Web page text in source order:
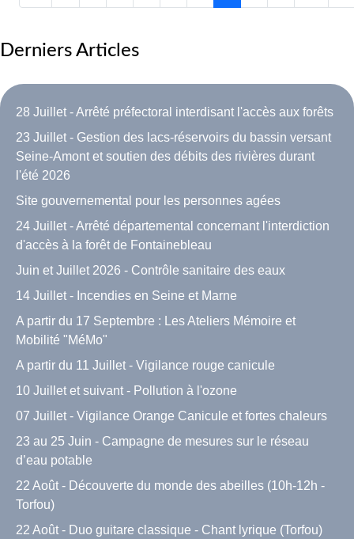
Derniers Articles
28 Juillet - Arrêté préfectoral interdisant l'accès aux forêts
23 Juillet - Gestion des lacs-réservoirs du bassin versant
Seine-Amont et soutien des débits des rivières durant
l'été 2026
Site gouvernemental pour les personnes agées
24 Juillet - Arrêté départemental concernant l'interdiction
d'accès à la forêt de Fontainebleau
Juin et Juillet 2026 - Contrôle sanitaire des eaux
14 Juillet - Incendies en Seine et Marne
A partir du 17 Septembre : Les Ateliers Mémoire et
Mobilité "MéMo"
A partir du 11 Juillet - Vigilance rouge canicule
10 Juillet et suivant - Pollution à l'ozone
07 Juillet - Vigilance Orange Canicule et fortes chaleurs
23 au 25 Juin - Campagne de mesures sur le réseau
d’eau potable
22 Août - Découverte du monde des abeilles (10h-12h -
Torfou)
22 Août - Duo guitare classique - Chant lyrique (Torfou)